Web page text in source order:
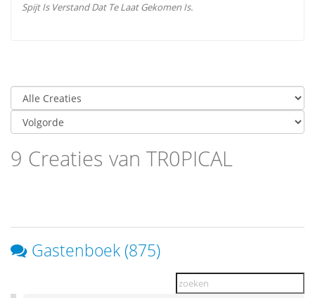
Spijt Is Verstand Dat Te Laat Gekomen Is.
9 Creaties van TR0PICAL
Gastenboek (875)